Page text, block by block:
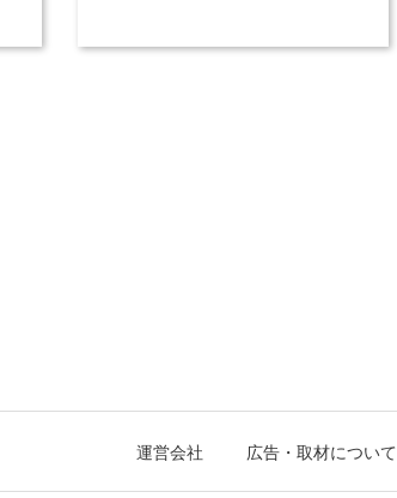
運営会社 広告・取材について